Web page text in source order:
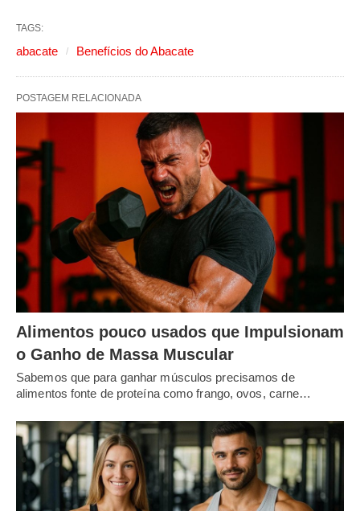
TAGS:
abacate Benefícios do Abacate
POSTAGEM RELACIONADA
Alimentos pouco usados que Impulsionam
o Ganho de Massa Muscular
Sabemos que para ganhar músculos precisamos de
alimentos fonte de proteína como frango, ovos, carne…